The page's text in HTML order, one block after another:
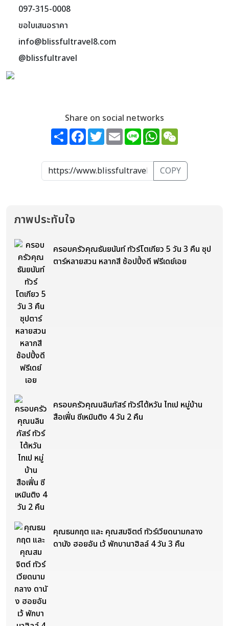
097-315-0008
ขอใบเสนอราคา
info@blissfultravel8.com
@blissfultravel
Share on social networks
ShareFacebook
TwitterEmailLine WhatsApp
COPY
ภาพประทับใจ
ครอบครัวคุณธันยนันท์ ทัวร์โตเกียว 5 วัน 3 คืน ซุป
ตาร์หลายสวน หลากสี ช้อปปิ้งดี ฟรีเดย์เอย
ครอบครัวคุณนลินภัสร์ ทัวร์ไต้หวัน ไทเป หมู่บ้าน
สือเฟิ่น ซีเหมินติง 4 วัน 2 คืน
คุณธนกฤต และ คุณสมจิตต์ ทัวร์เวียดนามกลาง
ดานัง ฮอยอัน เว้ พักบานาฮิลล์ 4 วัน 3 คืน